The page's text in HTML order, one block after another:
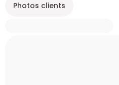
Photos clients